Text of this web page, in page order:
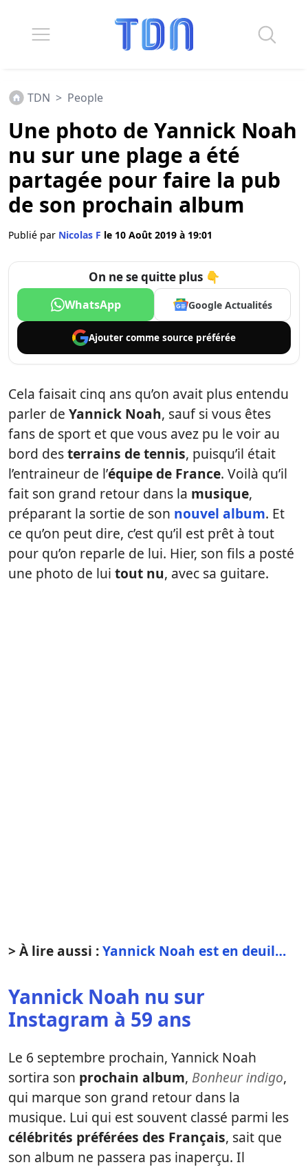
TDN > People
Une photo de Yannick Noah
nu sur une plage a été
partagée pour faire la pub
de son prochain album
Publié par Nicolas F le 10 Août 2019 à 19:01
On ne se quitte plus 👇
WhatsApp Google Actualités
Ajouter comme source préférée
Cela faisait cinq ans qu’on avait plus entendu
parler de Yannick Noah, sauf si vous êtes
fans de sport et que vous avez pu le voir au
bord desterrains de tennis, puisqu’il était
l’entraineur de l’équipe de France. Voilà qu’il
fait son grand retour dans la musique,
préparant la sortie de son nouvel album. Et
ce qu’on peut dire, c’est qu’il est prêt à tout
pour qu’on reparle de lui. Hier, son fils a posté
une photo de lui tout nu, avec sa guitare.
> À lire aussi :Yannick Noah est en deuil…
Yannick Noah nu sur
Instagram à 59 ans
Le 6 septembre prochain, Yannick Noah
sortira son prochain album, Bonheur indigo,
qui marque son grand retour dans la
musique. Lui qui est souvent classé parmi les
célébrités préférées des Français, sait que
son album ne passera pas inaperçu. Il